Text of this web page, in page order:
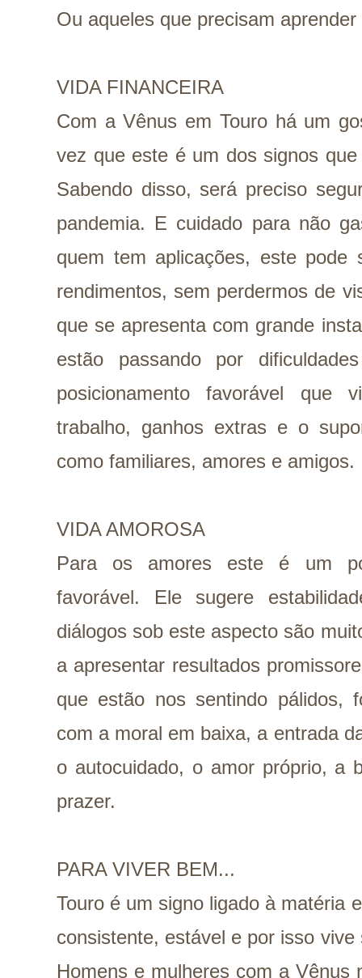
Ou aqueles que precisam
VIDA FINANCEIRA
Com a Vênus em Touro há um
vez que este é um dos signos
Sabendo disso, será preciso
pandemia. E cuidado para não
quem tem aplicações, este pode
rendimentos, sem perdermos de
que se apresenta com grande
estão passando por
posicionamento favorável que
trabalho, ganhos extras e o
como familiares, amores e amigos.
VIDA AMOROSA
Para os amores este é um
favorável. Ele sugere
diálogos sob este aspecto são
a apresentar resultados
que estão nos sentindo pálidos,
com a moral em baixa, a entrada
o autocuidado, o amor próprio, a
prazer.
PARA VIVER BEM...
Touro é um signo ligado à matéria
consistente, estável e por isso
Homens e mulheres com a Vênus